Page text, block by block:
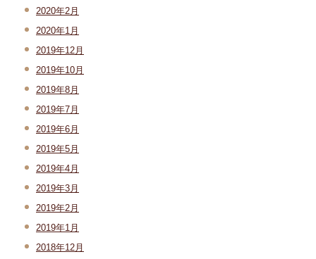
2020年2月
2020年1月
2019年12月
2019年10月
2019年8月
2019年7月
2019年6月
2019年5月
2019年4月
2019年3月
2019年2月
2019年1月
2018年12月